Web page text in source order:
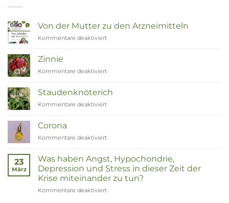
Von der Mutter zu den Arzneimitteln
Kommentare deaktiviert
Zinnie
Kommentare deaktiviert
Staudenknöterich
Kommentare deaktiviert
Corona
Kommentare deaktiviert
23
März
Was haben Angst, Hypochondrie,
Depression und Stress in dieser Zeit der
Krise miteinander zu tun?
Kommentare deaktiviert